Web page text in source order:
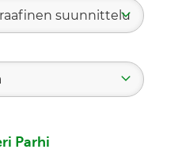
suunnittelu
Parhi